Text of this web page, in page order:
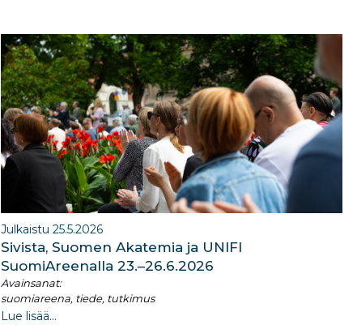
Julkaistu 25.5.2026
Sivista, Suomen Akatemia ja UNIFI
SuomiAreenalla 23.–26.6.2026
Avainsanat:
suomiareena, tiede, tutkimus
Lue lisää...